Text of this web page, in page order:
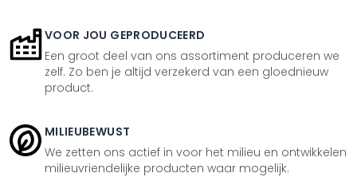
VOOR JOU GEPRODUCEERD
Een groot deel van ons assortiment produceren we
zelf. Zo ben je altijd verzekerd van een gloednieuw
product.
MILIEUBEWUST
We zetten ons actief in voor het milieu en ontwikkelen
milieuvriendelijke producten waar mogelijk.